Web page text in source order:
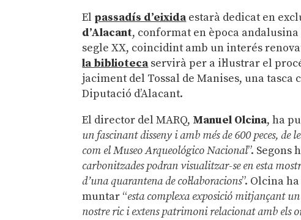
El passadís d’eixida estarà dedicat en
d’Alacant, conformat en època
segle XX, coincidint amb un interés
la biblioteca servirà per a il·lustrar el
jaciment del Tossal de Manises, una
Diputació d’Alacant.
El director del MARQ, Manuel Olcina, ha
un fascinant disseny i amb més de 600 peces, de
com el Museo Arqueológico Nacional”. Segons
carbonitzades podran visualitzar-se en esta
d’una quarantena de col·laboracions”. Olcina
muntar “esta complexa exposició mitjançant
nostre ric i extens patrimoni relacionat amb els